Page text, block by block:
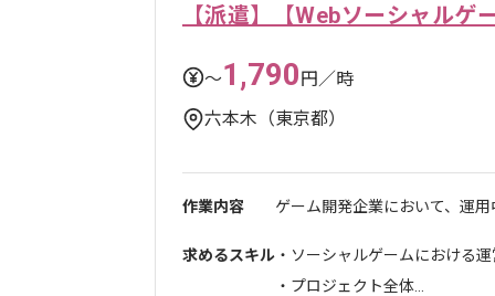
【派遣】【Webソーシャルゲ
〜1,790円／時
六本木（東京都）
作業内容 ゲーム開発企業において、運
求めるスキル ・ソーシャルゲームにおける
・プロジェクト全体...